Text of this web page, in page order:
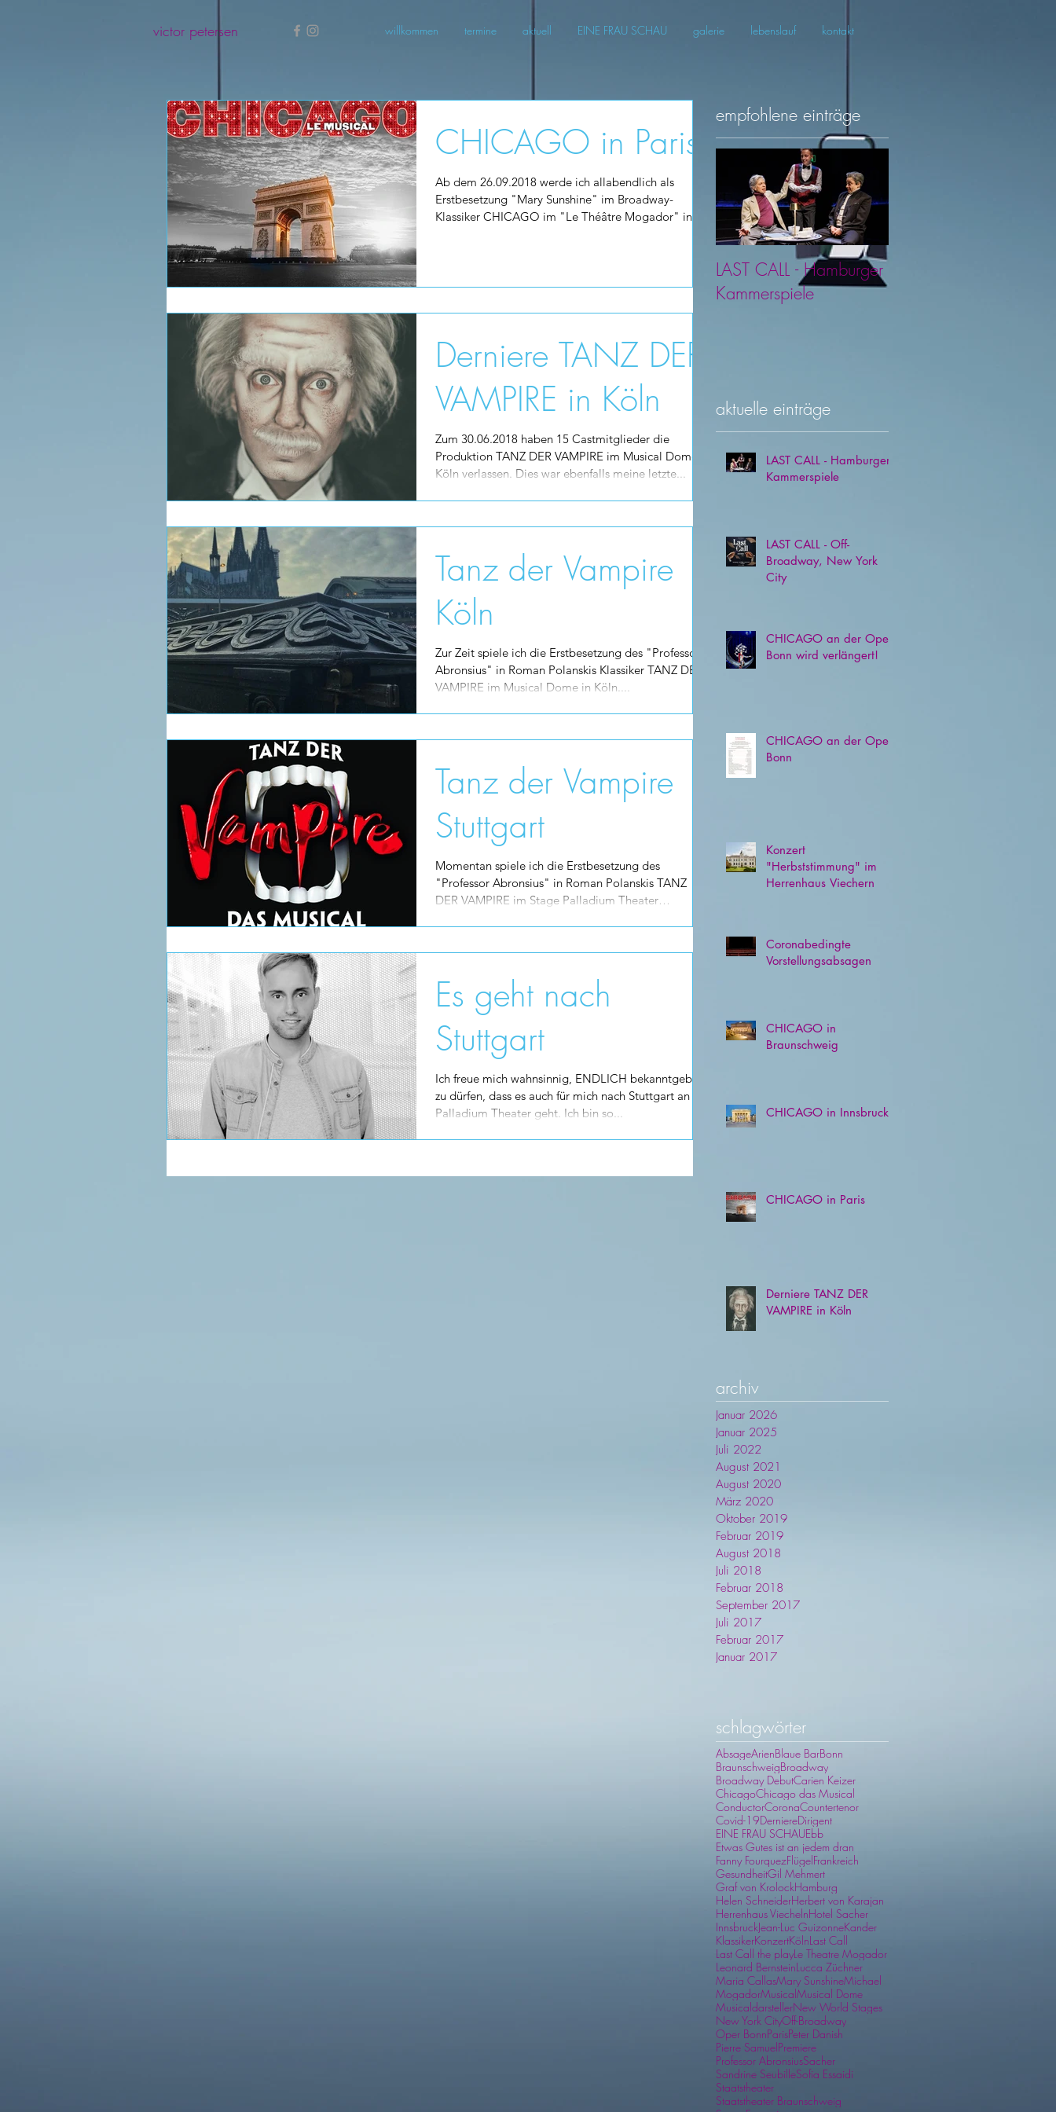
victor petersen willkommen termine aktuell EINE FRAU SCHAU galerie lebenslauf kontakt
CHICAGO in Paris
Ab dem 26.09.2018 werde ich allabendlich als
Erstbesetzung "Mary Sunshine" im Broadway-
Klassiker CHICAGO im "Le Théâtre Mogador" in
Derniere TANZ DER
VAMPIRE in Köln
Zum 30.06.2018 haben 15 Castmitglieder die
Produktion TANZ DER VAMPIRE im Musical Dome
Köln verlassen. Dies war ebenfalls meine letzte...
Tanz der Vampire
Köln
Zur Zeit spiele ich die Erstbesetzung des "Professor
Abronsius" in Roman Polanskis Klassiker TANZ DER
VAMPIRE im Musical Dome in Köln....
Tanz der Vampire
Stuttgart
Momentan spiele ich die Erstbesetzung des
"Professor Abronsius" in Roman Polanskis TANZ
DER VAMPIRE im Stage Palladium Theater
Es geht nach
Stuttgart
Ich freue mich wahnsinnig, ENDLICH bekanntgeben
zu dürfen, dass es auch für mich nach Stuttgart an das
Palladium Theater geht. Ich bin so...
empfohlene einträge
LAST CALL - Hamburger
Kammerspiele
aktuelle einträge
LAST CALL - Hamburger
Kammerspiele
LAST CALL - Off-
Broadway, New York
City
CHICAGO an der Oper
Bonn wird verlängert!
CHICAGO an der Oper
Bonn
Konzert
"Herbststimmung" im
Herrenhaus Viechern
Coronabedingte
Vorstellungsabsagen
CHICAGO in
Braunschweig
CHICAGO in Innsbruck
CHICAGO in Paris
Derniere TANZ DER
VAMPIRE in Köln
archiv
Januar 2026
Januar 2025
Juli 2022
August 2021
August 2020
März 2020
Oktober 2019
Februar 2019
August 2018
Juli 2018
Februar 2018
September 2017
Juli 2017
Februar 2017
Januar 2017
schlagwörter
AbsageArienBlaue BarBonn
BraunschweigBroadway
Broadway DebutCarien Keizer
ChicagoChicago das Musical
ConductorCoronaCountertenor
Covid-19DerniereDirigent
EINE FRAU SCHAUEbb
Etwas Gutes ist an jedem dran
Fanny FourquezFlügelFrankreich
GesundheitGil Mehmert
Graf von KrolockHamburg
Helen SchneiderHerbert von Karajan
Herrenhaus ViechelnHotel Sacher
InnsbruckJean-Luc GuizonneKander
KlassikerKonzertKölnLast Call
Last Call the playLe Theatre Mogador
Leonard BernsteinLucca Züchner
Maria CallasMary SunshineMichael
MogadorMusicalMusical Dome
MusicaldarstellerNew World Stages
New York CityOff-Broadway
Oper BonnParisPeter Danish
Pierre SamuelPremiere
Professor AbronsiusSacher
Sandrine SeubilleSofia Essaidi
Staatstheater
Staatstheater Braunschweig